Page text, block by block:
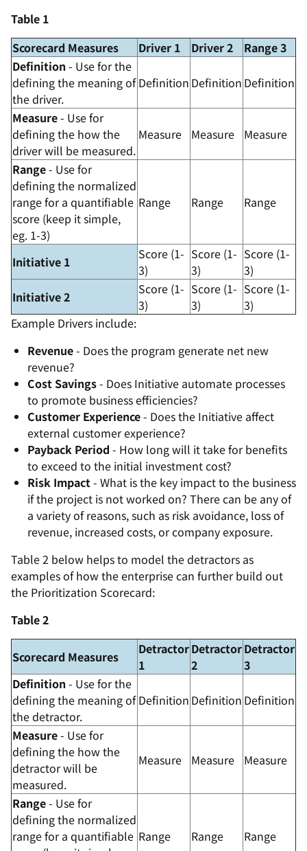
Table 1
Scorecard Measures
Driver 1 Driver 2
Range 3
Definition - Use for the
defining the meaning of
the driver.
Definition Definition Definition
Measure- Use for
defining the how the
driver will be measured.
Measure Measure Measure
Range- Use for
defining the normalized
range for a quantifiable
score (keep it simple,
eg. 1-3)
Range Range Range
Initiative 1
Score (1-
3)
Score (1-
3)
Score (1-
3)
Initiative 2
Score (1-
3)
Score (1-
3)
Score (1-
3)
Example Drivers include:
Revenue- Does the program generate net new
revenue?
Cost Savings- Does Initiative automate processes
to promote business efficiencies?
Customer Experience- Does the Initiative affect
external customer experience?
Payback Period - How long will it take for benefits
to exceed to the initial investment cost?
Risk Impact- What is the key impact to the business
if the project is not worked on? There can be any of
a variety of reasons, such as risk avoidance, loss of
revenue, increased costs, or company exposure.
Table 2 below helps to model the detractors as
examples of how the enterprise can further build out
the Prioritization Scorecard:
Table 2
Scorecard Measures
Detractor
1
Detractor
2
Detractor
3
Definition - Use for the
defining the meaning of
the detractor.
Definition Definition Definition
Measure- Use for
defining the how the
detractor will be
measured.
Measure Measure Measure
Range- Use for
defining the normalized
range for a quantifiable Range Range Range